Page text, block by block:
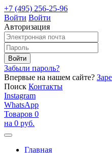
+7 (495) 256-25-96
Войти Войти
Авторизация
Забыли пароль?
Впервые на нашем сайте?
Поиск Контакты
Instagram
WhatsApp
Товаров 0
на 0 руб.
Главная